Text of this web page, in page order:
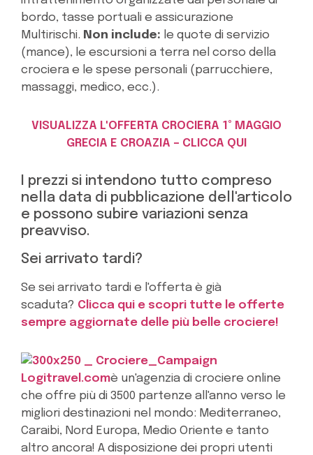
bordo, tasse portuali e assicurazione
Multirischi. Non include: le quote di servizio
(mance), le escursioni a terra nel corso della
crociera e le spese personali (parrucchiere,
massaggi, medico, ecc.).
VISUALIZZA L'OFFERTA CROCIERA 1° MAGGIO
GRECIA E CROAZIA – CLICCA QUI
I prezzi si intendono tutto compreso
nella data di pubblicazione dell'articolo
e possono subire variazioni senza
preavviso.
Sei arrivato tardi?
Se sei arrivato tardi e l'offerta è già
scaduta? Clicca qui e scopri tutte le offerte
sempre aggiornate delle più belle crociere!
Logitravel.comè un'agenzia di crociere online
che offre più di 3500 partenze all'anno verso le
migliori destinazioni nel mondo: Mediterraneo,
Caraibi, Nord Europa, Medio Oriente e tanto
altro ancora! A disposizione dei propri utenti